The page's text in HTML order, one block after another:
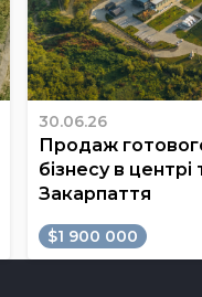
30.06.26
Продаж
бізнесу в
Закарпаття
$1 900 000